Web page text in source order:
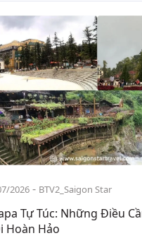
2026 - BTV2_Saigon Star
Tự Túc: Những Điều
Hoàn Hảo